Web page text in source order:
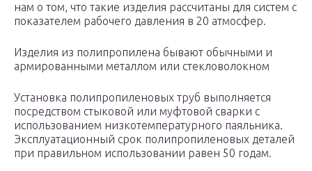
нам о том, что такие изделия рассчитаны для систем с
показателем рабочего давления в 20 атмосфер.
Изделия из полипропилена бывают обычными и
армированными металлом или стекловолокном
Установка полипропиленовых труб выполняется
посредством стыковой или муфтовой сварки с
использованием низкотемпературного паяльника.
Эксплуатационный срок полипропиленовых деталей
при правильном использовании равен 50 годам.